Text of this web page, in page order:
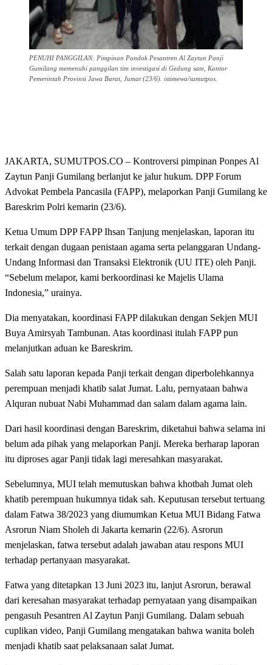
PENUHI PANGGILAN: Pimpinan Pondok Pesantren Al Zaytun Panji
Gumilang memenuhi panggilan tim investigasi di Gedung sate, Kantor
Pemerintah Provinsi Jawa Barat, Jumat (23/6). istimewa/sumutpos.
JAKARTA, SUMUTPOS.CO – Kontroversi pimpinan Ponpes Al
Zaytun Panji Gumilang berlanjut ke jalur hukum. DPP Forum
Advokat Pembela Pancasila (FAPP), melaporkan Panji Gumilang ke
Bareskrim Polri kemarin (23/6).
Ketua Umum DPP FAPP Ihsan Tanjung menjelaskan, laporan itu
terkait dengan dugaan penistaan agama serta pelanggaran Undang-
Undang Informasi dan Transaksi Elektronik (UU ITE) oleh Panji.
“Sebelum melapor, kami berkoordinasi ke Majelis Ulama
Indonesia,” urainya.
Dia menyatakan, koordinasi FAPP dilakukan dengan Sekjen MUI
Buya Amirsyah Tambunan. Atas koordinasi itulah FAPP pun
melanjutkan aduan ke Bareskrim.
Salah satu laporan kepada Panji terkait dengan diperbolehkannya
perempuan menjadi khatib salat Jumat. Lalu, pernyataan bahwa
Alquran nubuat Nabi Muhammad dan salam dalam agama lain.
Dari hasil koordinasi dengan Bareskrim, diketahui bahwa selama ini
belum ada pihak yang melaporkan Panji. Mereka berharap laporan
itu diproses agar Panji tidak lagi meresahkan masyarakat.
Sebelumnya, MUI telah memutuskan bahwa khotbah Jumat oleh
khatib perempuan hukumnya tidak sah. Keputusan tersebut tertuang
dalam Fatwa 38/2023 yang diumumkan Ketua MUI Bidang Fatwa
Asrorun Niam Sholeh di Jakarta kemarin (22/6). Asrorun
menjelaskan, fatwa tersebut adalah jawaban atau respons MUI
terhadap pertanyaan masyarakat.
Fatwa yang ditetapkan 13 Juni 2023 itu, lanjut Asrorun, berawal
dari keresahan masyarakat terhadap pernyataan yang disampaikan
pengasuh Pesantren Al Zaytun Panji Gumilang. Dalam sebuah
cuplikan video, Panji Gumilang mengatakan bahwa wanita boleh
menjadi khatib saat pelaksanaan salat Jumat.